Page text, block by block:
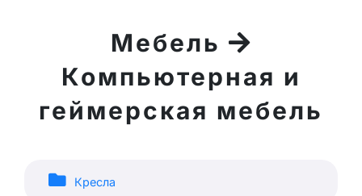
Мебель
Компьютерная и
геймерская мебель
Кресла